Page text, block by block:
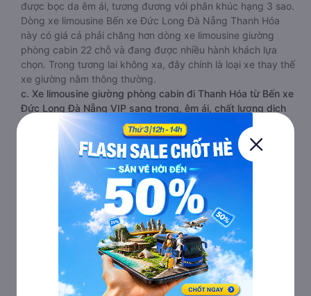
được bọc da êm ái, tương đương với phân khúc hạng 3 sao.
Dòng xe limousine Bến xe Đức Long Đà Nẵng Thanh Hóa
này có giá cả phải chăng hơn dòng xe limousine giường
phòng cabin 22 chỗ và đang được nhiều hành khách lựa
chọn. Trong tương lai không xa, đây chính là loại xe thay thế
xe giường nằm thông thường.
c. Xe limousine giường phòng cabin đi Thanh Hóa từ Bến xe
Đức Long Đà Nẵng VIP sang trọng, êm ái, chất lượng dịch
vụ cao 20 -22 chỗ
Loại xe limousine giường phòng từ Bến xe Đức Long Đà
Nẵng đi Thanh Hóa 20 - 22 chỗ được chia làm 2 tầng, 2 dãy
và 6 hàng, mỗi hàng là 2 cabin riêng biệt. Trong mỗi xe
limousine Bến xe Đức Long Đà Nẵng Thanh Hóa cabin được
trang bị rất nhiều tiện ích phục vụ hành khách suốt hành
Mỗi phòng, cabin đều có gối nằm rời, có gối ôm, có cái mền
to hơn và dây an toàn seat belt. Giường rộng và dài hơn hai
loại trên, có thể lăn lộn thoải mái. Đặc biệt là hệ thống
massage sẽ giúp bạn thư giãn trong những giờ nằm xe Bến
xe Đức Long Đà Nẵng đến Thanh Hóa dài. Bảng điều khiển